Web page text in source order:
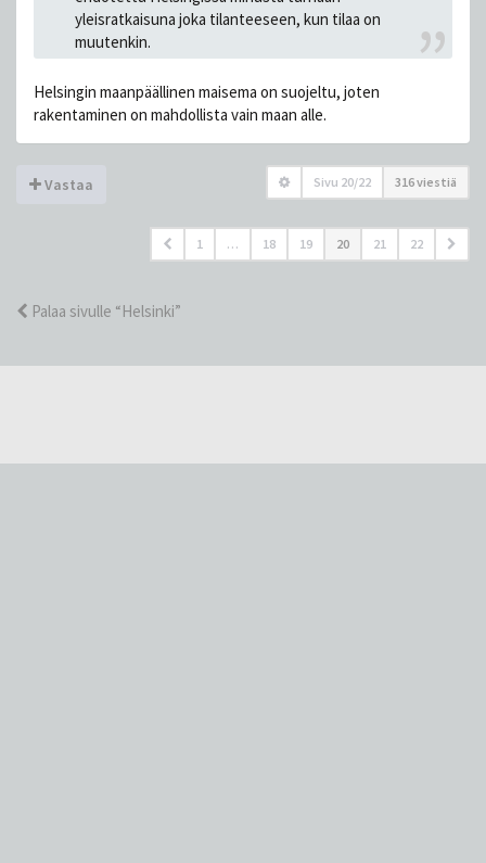
yleisratkaisuna joka tilanteeseen, kun tilaa on
muutenkin.
Helsingin maanpäällinen maisema on suojeltu, joten
rakentaminen on mahdollista vain maan alle.
Vastaa Sivu 20/22 316 viestiä
1 … 18 19 20 21 22
Palaa sivulle “Helsinki”